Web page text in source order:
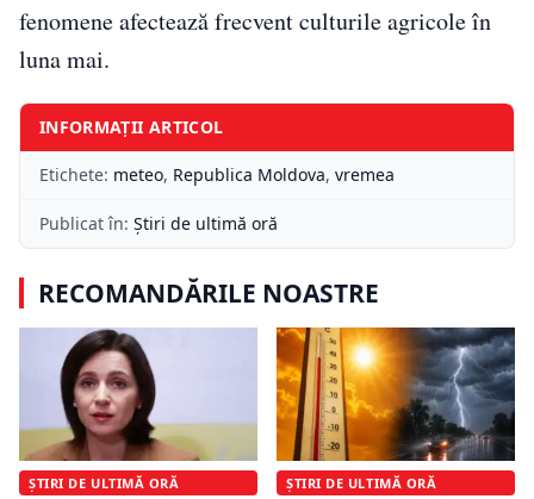
fenomene afectează frecvent culturile agricole în
luna mai.
INFORMAȚII ARTICOL
Etichete: meteo, Republica Moldova, vremea
Publicat în: Știri de ultimă oră
RECOMANDĂRILE NOASTRE
ȘTIRI DE ULTIMĂ ORĂ ȘTIRI DE ULTIMĂ ORĂ